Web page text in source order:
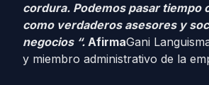
cordura. Podemos pasar tiempo
como verdaderos asesores y
negocios “. AfirmaGani
y miembro administrativo de la